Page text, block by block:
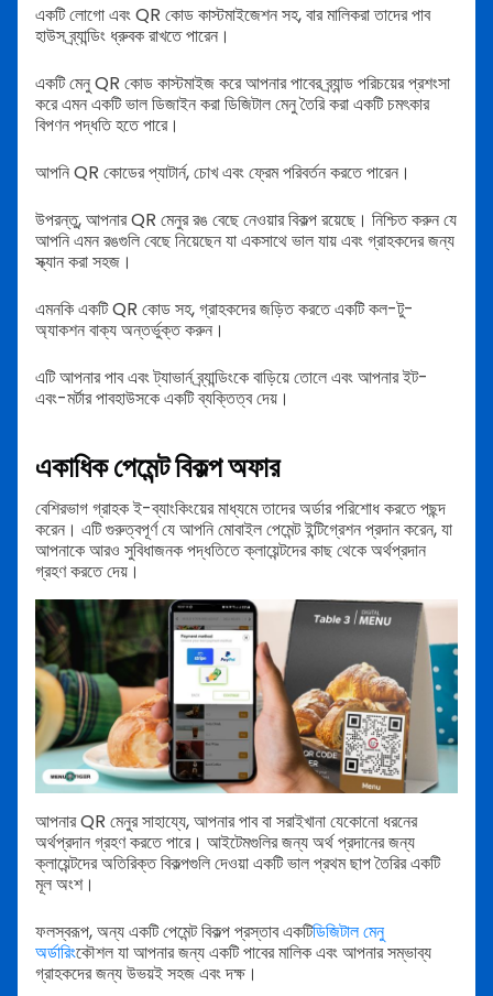
একটি লোগো এবং QR কোড কাস্টমাইজেশন সহ, বার মালিকরা তাদের পাব
হাউস ব্র্যান্ডিং ধ্রুবক রাখতে পারেন।
একটি মেনু QR কোড কাস্টমাইজ করে আপনার পাবের ব্র্যান্ড পরিচয়ের প্রশংসা
করে এমন একটি ভাল ডিজাইন করা ডিজিটাল মেনু তৈরি করা একটি চমৎকার
বিপণন পদ্ধতি হতে পারে।
আপনি QR কোডের প্যাটার্ন, চোখ এবং ফ্রেম পরিবর্তন করতে পারেন।
উপরন্তু, আপনার QR মেনুর রঙ বেছে নেওয়ার বিকল্প রয়েছে। নিশ্চিত করুন যে
আপনি এমন রঙগুলি বেছে নিয়েছেন যা একসাথে ভাল যায় এবং গ্রাহকদের জন্য
স্ক্যান করা সহজ।
এমনকি একটি QR কোড সহ, গ্রাহকদের জড়িত করতে একটি কল-টু-
অ্যাকশন বাক্য অন্তর্ভুক্ত করুন।
এটি আপনার পাব এবং ট্যাভার্ন ব্র্যান্ডিংকে বাড়িয়ে তোলে এবং আপনার ইট-
এবং-মর্টার পাবহাউসকে একটি ব্যক্তিত্ব দেয়।
একাধিক পেমেন্ট বিকল্প অফার
বেশিরভাগ গ্রাহক ই-ব্যাংকিংয়ের মাধ্যমে তাদের অর্ডার পরিশোধ করতে পছন্দ
করেন। এটি গুরুত্বপূর্ণ যে আপনি মোবাইল পেমেন্ট ইন্টিগ্রেশন প্রদান করেন, যা
আপনাকে আরও সুবিধাজনক পদ্ধতিতে ক্লায়েন্টদের কাছ থেকে অর্থপ্রদান
গ্রহণ করতে দেয়।
আপনার QR মেনুর সাহায্যে, আপনার পাব বা সরাইখানা যেকোনো ধরনের
অর্থপ্রদান গ্রহণ করতে পারে। আইটেমগুলির জন্য অর্থ প্রদানের জন্য
ক্লায়েন্টদের অতিরিক্ত বিকল্পগুলি দেওয়া একটি ভাল প্রথম ছাপ তৈরির একটি
মূল অংশ।
ফলস্বরূপ, অন্য একটি পেমেন্ট বিকল্প প্রস্তাব একটিডিজিটাল মেনু
অর্ডারিংকৌশল যা আপনার জন্য একটি পাবের মালিক এবং আপনার সম্ভাব্য
গ্রাহকদের জন্য উভয়ই সহজ এবং দক্ষ।